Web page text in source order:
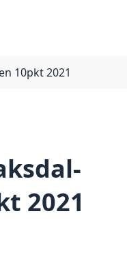
10pkt 2021
2021